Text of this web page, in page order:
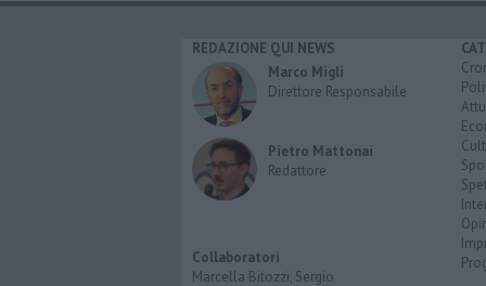
REDAZIONE QUI NEWS
Marco Migli
Direttore Responsabile
Pietro Mattonai
Redattore
Collaboratori
Marcella Bitozzi, Sergio